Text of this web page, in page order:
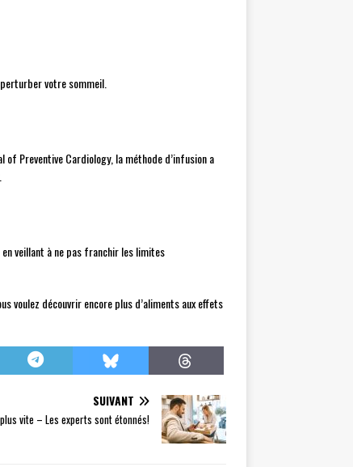
votre sommeil.
Preventive Cardiology, la méthode d’infusion a
veillant à ne pas franchir les limites
voulez découvrir encore plus d’aliments aux effets
SUIVANT
vite – Les experts sont étonnés!